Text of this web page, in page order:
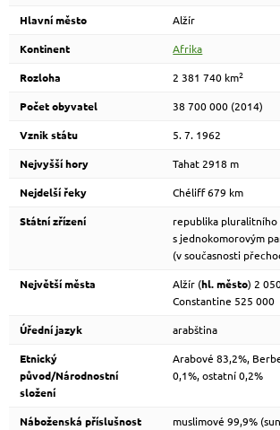
Hlavní město
Alžír
Kontinent
Afrika
Rozloha
2 381 740 km2
Počet obyvatel
38 700 000 (2014)
Vznik státu
5. 7. 1962
Nejvyšší hory
Tahat 2918 m
Nejdelší řeky
Chéliff 679 km
Státní zřízení
republika pluralitního
s jednokomorovým
(v současnosti
Největší města
Alžír (hl. město) 2
Constantine 525 000
Úřední jazyk
arabština
Etnický
původ/Národnostní
složení
Arabové 83,2%,
0,1%, ostatní 0,2%
Náboženská příslušnost
muslimové 99,9%